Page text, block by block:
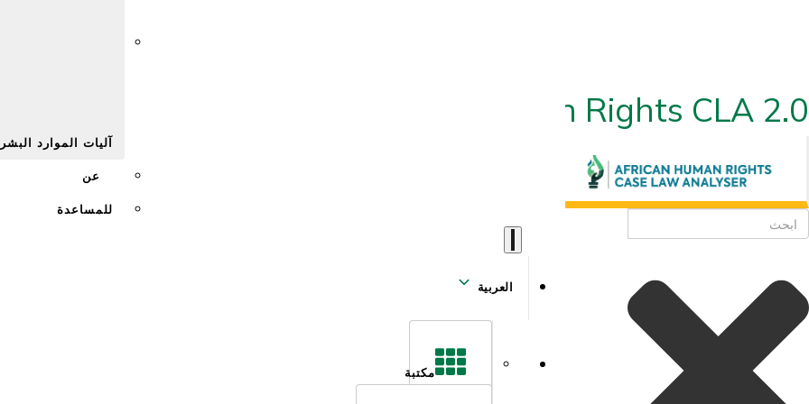
African Human Rights CLA 2.0
آليات الموارد
عن
للمساعدة
العربية
مكتبة